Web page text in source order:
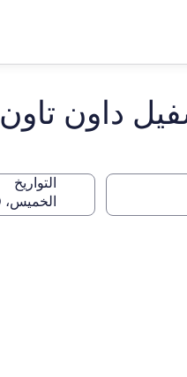
داون تاون
التواريخ